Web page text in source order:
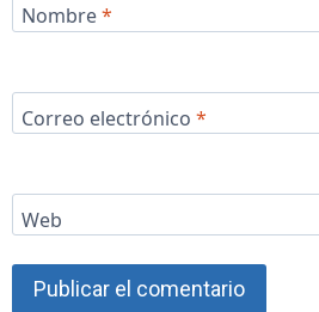
Nombre*
Correo electrónico *
Web